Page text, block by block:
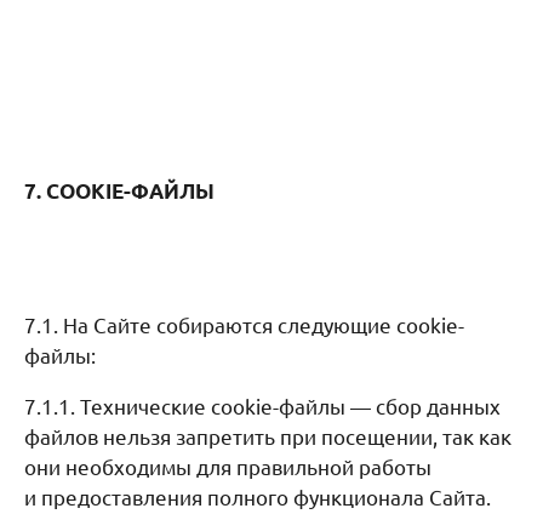
7. COOKIE-ФАЙЛЫ
7.1. На Сайте собираются следующие cookie-
файлы:
7.1.1. Технические сookie-файлы — сбор данных
файлов нельзя запретить при посещении, так как
они необходимы для правильной работы
и предоставления полного функционала Сайта.